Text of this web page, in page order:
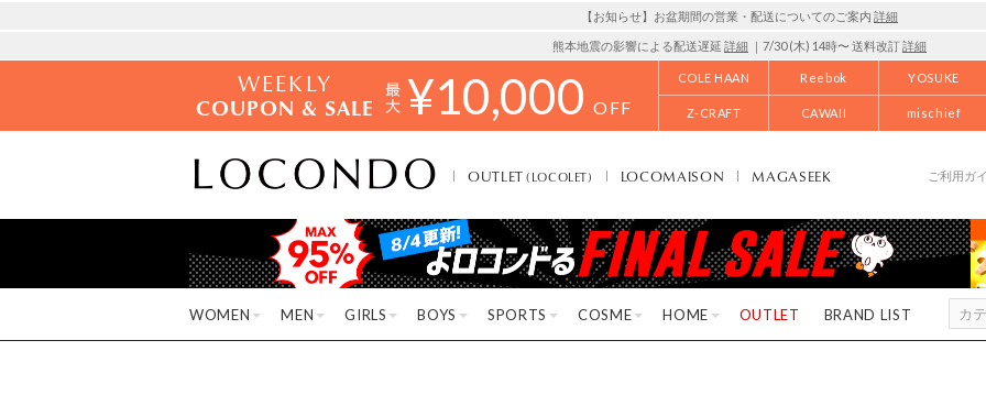
【お知らせ】お盆期間の営業・配送についてのご案内 詳細
熊本地震の影響による配送遅延 詳細 ｜7/30 (木) 14時〜 送料改訂詳細
WEEKLY
COUPON & SALE ¥10,000 OFF
COLE HAAN Reebok YOSUKE
Z-CRAFT CAWAII mischief
OUTLET(LOCOLET) LOCOMAISON MAGASEEK ご利用ガ
WOMEN MEN GIRLS BOYS SPORTS COSME HOME OUTLET BRAND LIST